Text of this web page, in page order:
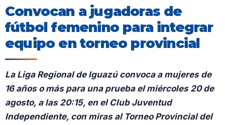
Convocan a jugadoras de
fútbol femenino para integrar
equipo en torneo provincial
La Liga Regional de Iguazú convoca a mujeres de
16 años o más para una prueba el miércoles 20 de
agosto, a las 20:15, en el Club Juventud
Independiente, con miras al Torneo Provincial del